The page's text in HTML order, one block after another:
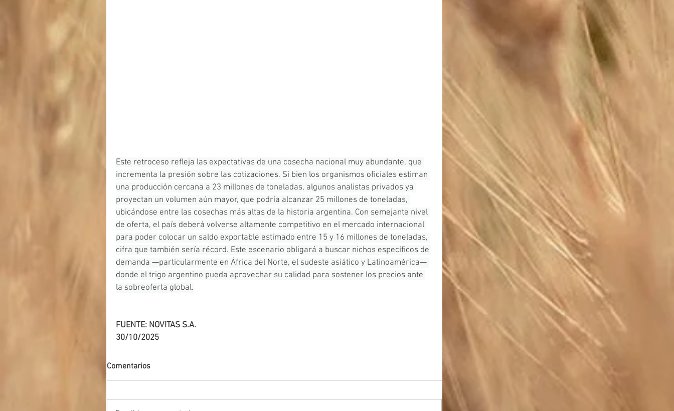
Este retroceso refleja las expectativas de una cosecha nacional muy abundante, que
incrementa la presión sobre las cotizaciones. Si bien los organismos oficiales estiman
una producción cercana a 23 millones de toneladas, algunos analistas privados ya
proyectan un volumen aún mayor, que podría alcanzar 25 millones de toneladas,
ubicándose entre las cosechas más altas de la historia argentina. Con semejante nivel
de oferta, el país deberá volverse altamente competitivo en el mercado internacional
para poder colocar un saldo exportable estimado entre 15 y 16 millones de toneladas,
cifra que también sería récord. Este escenario obligará a buscar nichos específicos de
demanda —particularmente en África del Norte, el sudeste asiático y Latinoamérica—
donde el trigo argentino pueda aprovechar su calidad para sostener los precios ante
la sobreoferta global.
FUENTE: NOVITAS S.A.
30/10/2025
Comentarios